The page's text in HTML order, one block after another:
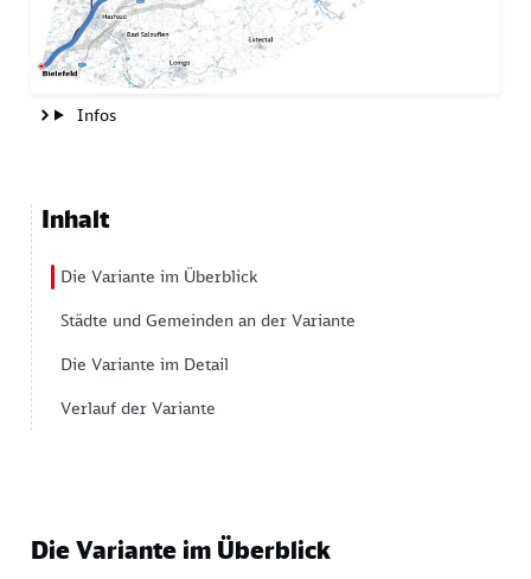
Infos
Inhalt
Die Variante im Überblick
Städte und Gemeinden an der Variante
Die Variante im Detail
Verlauf der Variante
Die Variante im Überblick